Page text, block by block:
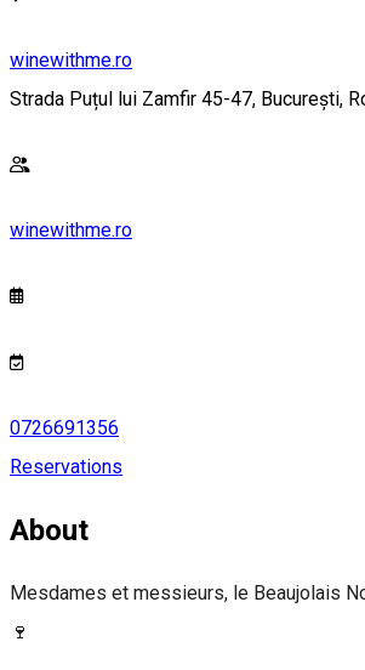
winewithme.ro
Strada Puțul lui Zamfir 45-47, București,
winewithme.ro
0726691356
Reservations
About
Mesdames et messieurs, le Beaujolais
🍷